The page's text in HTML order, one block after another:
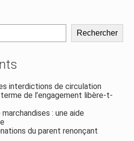
Rechercher
interdictions de circulation
de l’engagement libère-t-
: une aide
du parent renonçant